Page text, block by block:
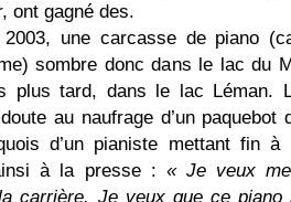
ont gagné des.
une carcasse de piano
sombre donc dans le lac du
plus tard, dans le lac Léman.
au naufrage d’un
d’un pianiste mettant fin
à la presse : « Je veux
carrière. Je veux que ce